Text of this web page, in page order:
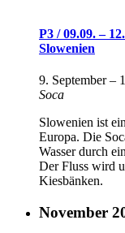
P3 / 09.09. –
Slowenien
9. September–
Soca
Slowenien ist
Europa. Die
Wasser durch
Der Fluss wird
Kiesbänken.
November